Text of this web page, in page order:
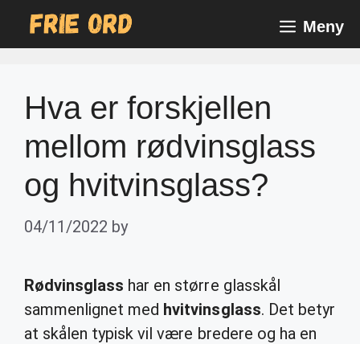
Meny
Hva er forskjellen
mellom rødvinsglass
og hvitvinsglass?
04/11/2022 by
Rødvinsglass har en større glasskål
sammenlignet med hvitvinsglass. Det betyr
at skålen typisk vil være bredere og ha en